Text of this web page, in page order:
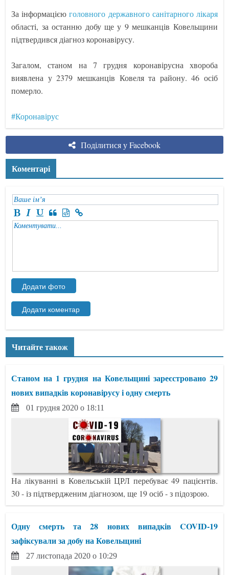
За інформацієюголовного державного санітарного лікаря
області, за останню добу ще у 9 мешканців Ковельщини
підтвердився діагноз коронавірусу.
Загалом, станом на 7 грудня коронавірусна хвороба
виявлена у 2379 мешканців Ковеля та району. 46 осіб
померло.
#Коронавірус
Поділитися у Facebook
Коментарі
Читайте також
Станом на 1 грудня на Ковельщині зареєстровано 29
нових випадків коронавірусу і одну смерть
01 грудня 2020 о 18:11
На лікуванні в Ковельській ЦРЛ перебуває 49 пацієнтів.
30 - із підтвердженим діагнозом, ще 19 осіб - з підозрою.
Одну смерть та 28 нових випадків COVID-19
зафіксували за добу на Ковельщині
27 листопада 2020 о 10:29